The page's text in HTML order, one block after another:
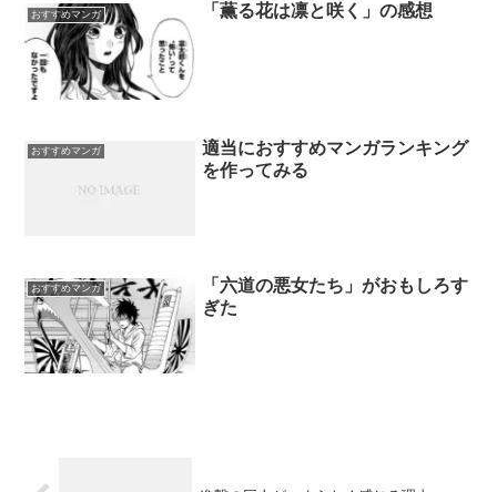
おすすめマンガ 「薫る花は凛と咲く」の感想
おすすめマンガ
適当におすすめマンガランキング
を作ってみる
おすすめマンガ
「六道の悪女たち」がおもしろす
ぎた